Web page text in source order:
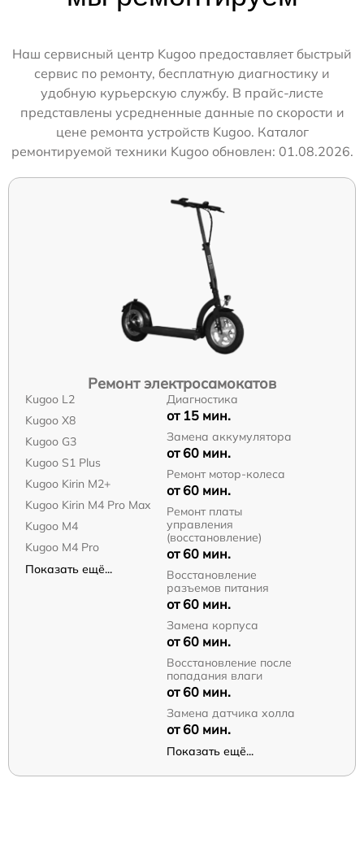
Наш сервисный центр Kugoo предоставляет быстрый
сервис по ремонту, бесплатную диагностику и
удобную курьерскую службу. В прайс-листе
представлены усредненные данные по скорости и
цене ремонта устройств Kugoo. Каталог
ремонтируемой техники Kugoo обновлен: 01.08.2026.
Ремонт электросамокатов
Kugoo L2
Kugoo X8
Kugoo G3
Kugoo S1 Plus
Kugoo Kirin M2+
Kugoo Kirin M4 Pro Max
Kugoo M4
Kugoo M4 Pro
Показать ещё...
Диагностика
от 15 мин.
Замена аккумулятора
от 60 мин.
Ремонт мотор-колеса
от 60 мин.
Ремонт платы
управления
(восстановление)
от 60 мин.
Восстановление
разъемов питания
от 60 мин.
Замена корпуса
от 60 мин.
Восстановление после
попадания влаги
от 60 мин.
Замена датчика холла
от 60 мин.
Показать ещё...